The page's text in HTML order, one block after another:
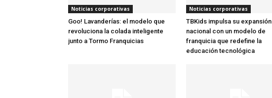
Noticias corporativas
Goo! Lavanderías: el modelo que
revoluciona la colada inteligente
junto a Tormo Franquicias
Noticias corporativas
TBKids impulsa su expansión
nacional con un modelo de
franquicia que redefine la
educación tecnológica